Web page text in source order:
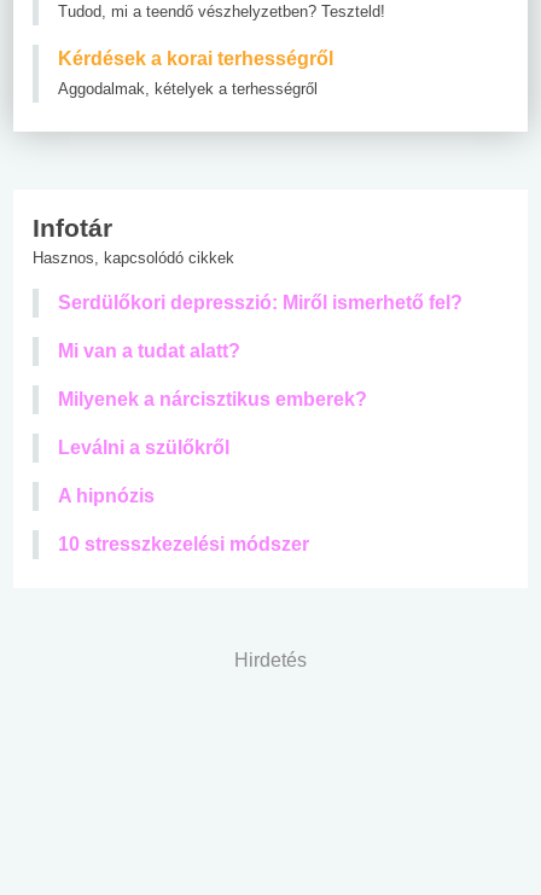
Tudod, mi a teendő vészhelyzetben? Teszteld!
Kérdések a korai terhességről
Aggodalmak, kételyek a terhességről
Infotár
Hasznos, kapcsolódó cikkek
Serdülőkori depresszió: Miről ismerhető fel?
Mi van a tudat alatt?
Milyenek a nárcisztikus emberek?
Leválni a szülőkről
A hipnózis
10 stresszkezelési módszer
Hirdetés